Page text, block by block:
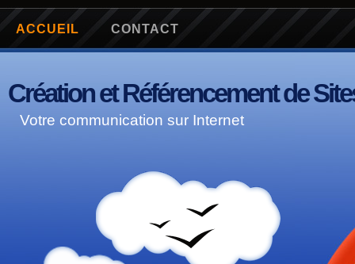
ACCUEIL CONTACT
Création et Référencement de
Votre communication sur Internet